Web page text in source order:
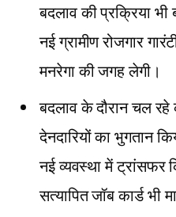
बदलाव की प्रक्रिया
नई ग्रामीण रोजगार
मनरेगा की जगह लेगी।
बदलाव के दौरान चल रहे
देनदारियों का भुगतान
नई व्यवस्था में
सत्यापित जॉब कार्ड भी